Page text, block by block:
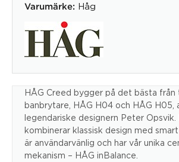
Varumärke: Håg
HÅG Creed bygger på det bästa från
banbrytare, HÅG H04 och HÅG H05,
legendariske designern Peter Opsvik.
kombinerar klassisk design med
är användarvänlig och har vår unika
mekanism – HÅG inBalance.